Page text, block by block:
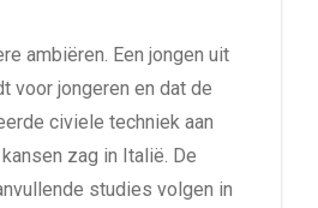
ambiëren. Een jongen uit
voor jongeren en dat de
civiele techniek aan
zag in Italië. De
studies volgen in